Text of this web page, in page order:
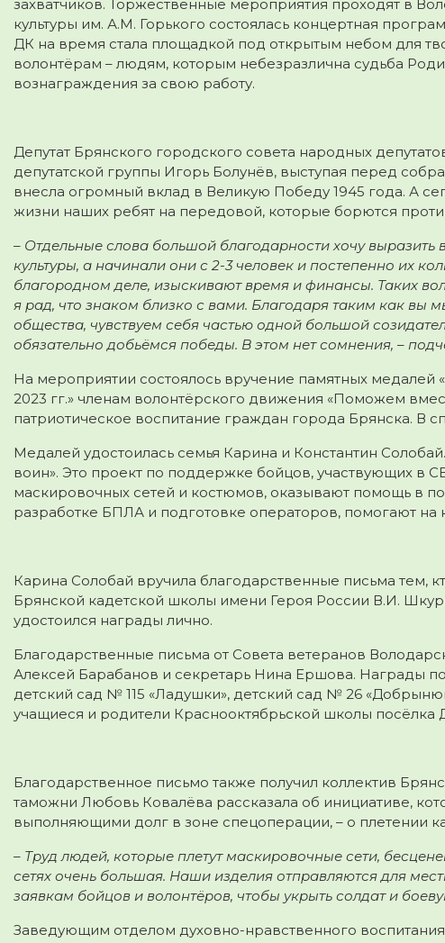
захватчиков. Торжественные мероприятия проходят в
культуры им. А.М. Горького состоялась концертная
ДК на время стала площадкой под открытым небом для
волонтёрам – людям, которым небезразлична судьба
вознаграждения за свою работу.
Депутат Брянского городского совета народных
депутатской группы Игорь Болунёв, выступая перед
внесла огромный вклад в Великую Победу 1945 года. А
жизни наших ребят на передовой, которые борются
– Отдельные слова большой благодарности хочу выразить
культуры, а начинали они с 2-3 человек и постепенно их
благородном деле, изыскивают время и финансы. Таких
я рад, что знаком близко с вами. Благодаря таким как вы
общества, чувствуем себя частью одной большой
обязательно добьёмся победы. В этом нет сомнения, –
На мероприятии состоялось вручение памятных медалей
2023 гг.» членам волонтёрского движения «Поможем
патриотическое воспитание граждан города Брянска. В
Медалей удостоилась семья Карина и Константин
воин». Это проект по поддержке бойцов, участвующих в
маскировочных сетей и костюмов, оказывают помощь в
разработке БПЛА и подготовке операторов, помогают на
Карина Солобай вручила благодарственные письма тем,
Брянской кадетской школы имени Героя России В.И.
удостоился награды лично.
Благодарственные письма от Совета ветеранов
Алексей Барабанов и секретарь Нина Ершова. Награды
детский сад № 115 «Ладушки», детский сад № 26
учащиеся и родители Краснооктябрьской школы посёлка
Благодарственное письмо также получил коллектив
таможни Любовь Ковалёва рассказала об инициативе,
выполняющими долг в зоне спецоперации, – о плетении
– Труд людей, которые плетут маскировочные сети,
сетях очень большая. Наши изделия отправляются для
заявкам бойцов и волонтёров, чтобы укрыть солдат и
Заведующим отделом духовно-нравственного